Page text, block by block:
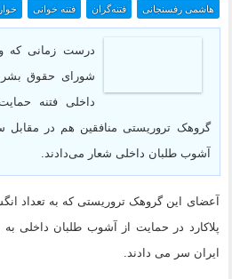
هاشمی رفسنجانی فتنه‌گران فتنه خوانی
درست زمانی که
شورای حقوق بشر
داخلی فتنه
گروهک تروریستی منافقین هم در مقابل
آشوب طلبان داخلی شعار می‌دادند.
آعضای این گروهک تروریستی که به تعداد
پلاکارد در حمایت از آشوب طلبان داخلی به
ایران سر می دادند.